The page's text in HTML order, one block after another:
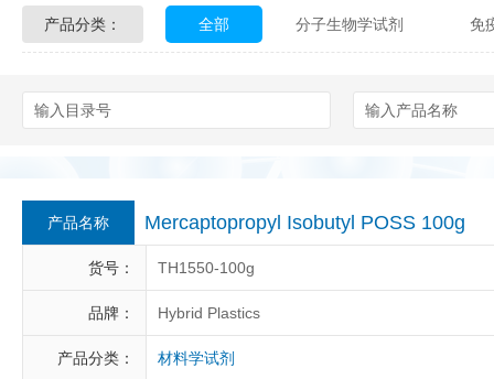
Glycon Biochem Sterlitech
Berry & Associates
LGC Maine Standards
产品分类： 全部 分子生物学试剂 免
产品名称 Mercaptopropyl Isobutyl POSS 100g
货号： TH1550-100g
品牌： Hybrid Plastics
产品分类： 材料学试剂